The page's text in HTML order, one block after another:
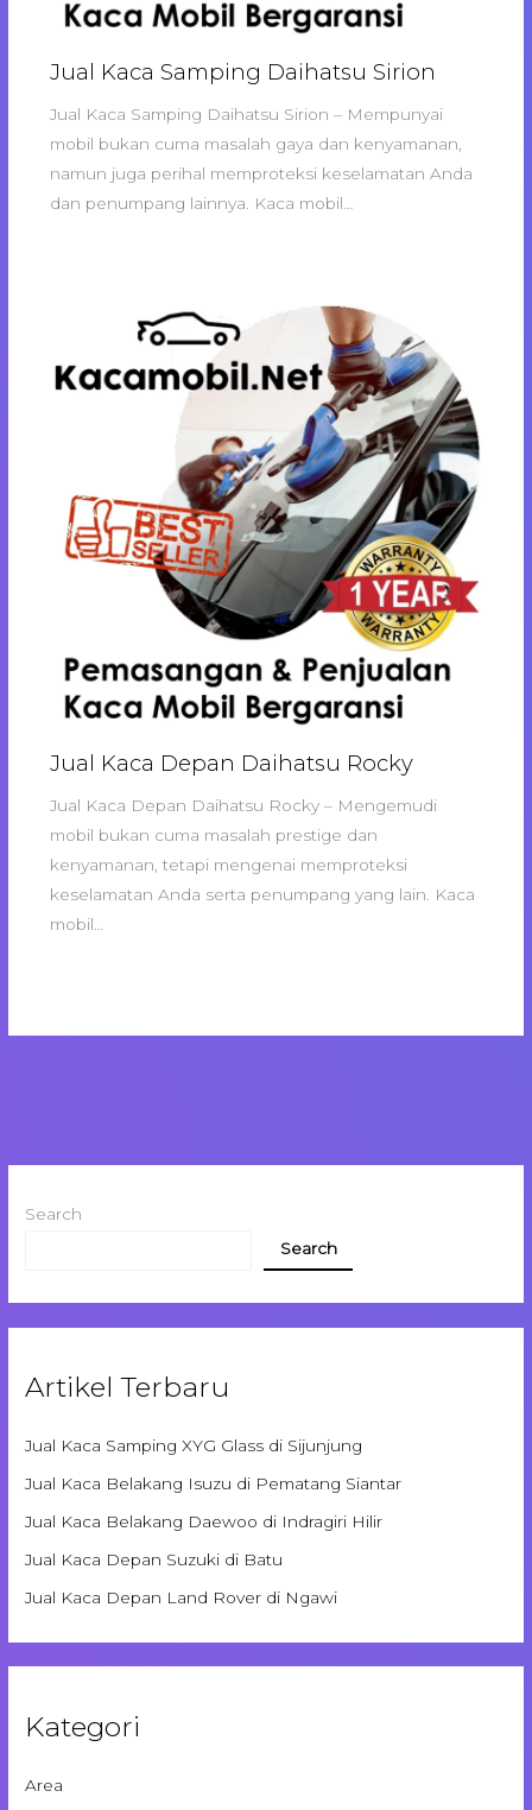
Jual Kaca Samping Daihatsu Sirion
Jual Kaca Samping Daihatsu Sirion – Mempunyai
mobil bukan cuma masalah gaya dan kenyamanan,
namun juga perihal memproteksi keselamatan Anda
dan penumpang lainnya. Kaca mobil…
Jual Kaca Depan Daihatsu Rocky
Jual Kaca Depan Daihatsu Rocky – Mengemudi
mobil bukan cuma masalah prestige dan
kenyamanan, tetapi mengenai memproteksi
keselamatan Anda serta penumpang yang lain. Kaca
mobil…
Search
Search
Artikel Terbaru
Jual Kaca Samping XYG Glass di Sijunjung
Jual Kaca Belakang Isuzu di Pematang Siantar
Jual Kaca Belakang Daewoo di Indragiri Hilir
Jual Kaca Depan Suzuki di Batu
Jual Kaca Depan Land Rover di Ngawi
Kategori
Area